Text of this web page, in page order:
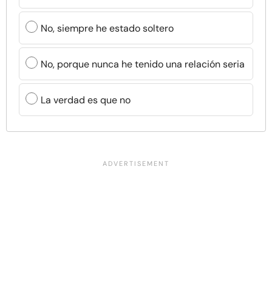
No, siempre he estado soltero
No, porque nunca he tenido una relación seria
La verdad es que no